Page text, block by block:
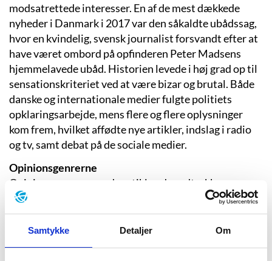
Samtykke Detaljer Om
modsatrettede interesser. En af de mest dækkede
nyheder i Danmark i 2017 var den såkaldte ubådssag,
hvor en kvindelig, svensk journalist forsvandt efter at
have været ombord på opfinderen Peter Madsens
hjemmelavede ubåd. Historien levede i høj grad op til
sensationskriteriet ved at være bizar og brutal. Både
danske og internationale medier fulgte politiets
opklaringsarbejde, mens flere og flere oplysninger
kom frem, hvilket affødte nye artikler, indslag i radio
og tv, samt debat på de sociale medier.
Opinionsgenrerne
Opinionsgenrerne er de artikler, der udtrykker
afsenderens holdninger. Det kan være debatindlæg,
kronikker eller læserbreve. En særlig form for
opinionsgenre er lederen, der er en fast bestanddel i